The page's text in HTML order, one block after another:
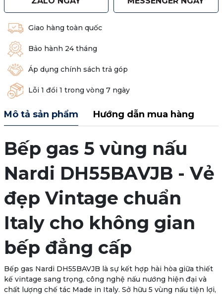
Giao hàng toàn quốc
Bảo hành 24 tháng
Áp dụng chính sách trả góp
Lỗi 1 đổi 1 trong vòng 7 ngày
Mô tả sản phẩm Hướng dẫn mua hàng
Bếp gas 5 vùng nấu
Nardi DH55BAVJB - Vẻ
đẹp Vintage chuẩn
Italy cho không gian
bếp đẳng cấp
Bếp gas Nardi DH55BAVJB là sự kết hợp hài hòa giữa thiết
kế vintage sang trọng, công nghệ nấu nướng hiện đại và
chất lượng chế tác Made in Italy. Sở hữu 5 vùng nấu tiện lợi,